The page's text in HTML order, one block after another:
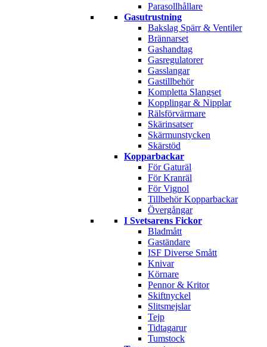
Parasollhållare
Gasutrustning
Bakslag Spärr & Ventiler
Brännarset
Gashandtag
Gasregulatorer
Gasslangar
Gastillbehör
Kompletta Slangset
Kopplingar & Nipplar
Rälsförvärmare
Skärinsatser
Skärmunstycken
Skärstöd
Kopparbackar
För Gaturäl
För Kranräl
För Vignol
Tillbehör Kopparbackar
Övergångar
I Svetsarens Fickor
Bladmått
Gaständare
ISF Diverse Smått
Knivar
Körnare
Pennor & Kritor
Skiftnyckel
Slitsmejslar
Tejp
Tidtagarur
Tumstock